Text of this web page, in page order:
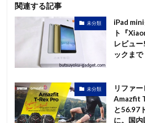
関連する記事
未分類
iPad
ト『
レビュ
ックまで
未分類
リファ
Amazfit
と56.97
に。国